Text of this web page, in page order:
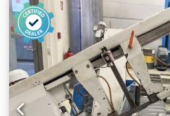
requirement: 3.8 kW Machine
automatic band saw machine